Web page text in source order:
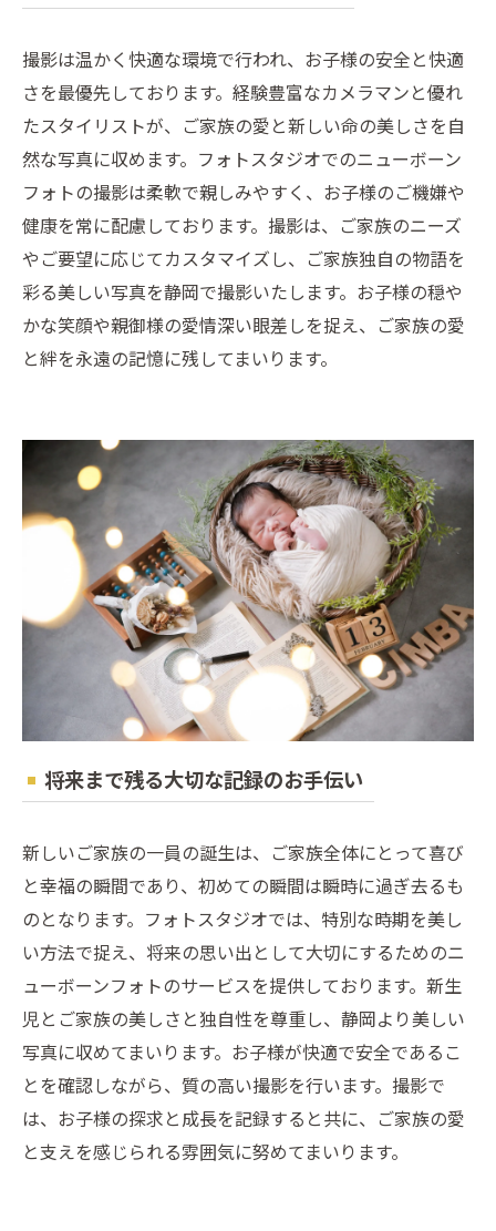
撮影は温かく快適な環境で行われ、お子様の安全と快適
さを最優先しております。経験豊富なカメラマンと優れ
たスタイリストが、ご家族の愛と新しい命の美しさを自
然な写真に収めます。フォトスタジオでのニューボーン
フォトの撮影は柔軟で親しみやすく、お子様のご機嫌や
健康を常に配慮しております。撮影は、ご家族のニーズ
やご要望に応じてカスタマイズし、ご家族独自の物語を
彩る美しい写真を静岡で撮影いたします。お子様の穏や
かな笑顔や親御様の愛情深い眼差しを捉え、ご家族の愛
と絆を永遠の記憶に残してまいります。
将来まで残る大切な記録のお手伝い
新しいご家族の一員の誕生は、ご家族全体にとって喜び
と幸福の瞬間であり、初めての瞬間は瞬時に過ぎ去るも
のとなります。フォトスタジオでは、特別な時期を美し
い方法で捉え、将来の思い出として大切にするためのニ
ューボーンフォトのサービスを提供しております。新生
児とご家族の美しさと独自性を尊重し、静岡より美しい
写真に収めてまいります。お子様が快適で安全であるこ
とを確認しながら、質の高い撮影を行います。撮影で
は、お子様の探求と成長を記録すると共に、ご家族の愛
と支えを感じられる雰囲気に努めてまいります。